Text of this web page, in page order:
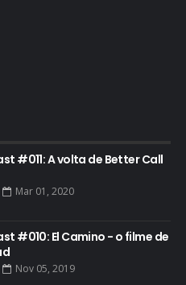
#011: A volta de Better Call
Mar 01, 2020
#010: El Camino - o filme de
Nov 05, 2019